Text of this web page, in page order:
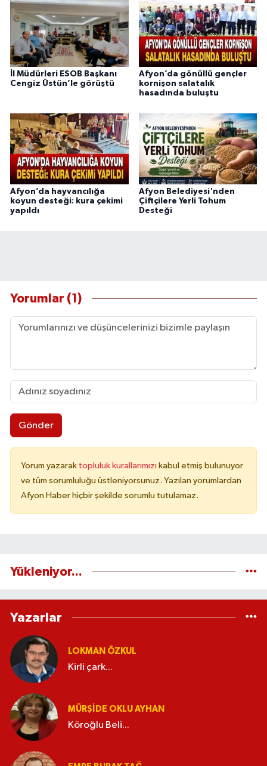
İl Müdürleri ESOB Başkanı
Cengiz Üstün’le görüştü
Afyon’da gönüllü gençler
kornişon salatalık
hasadında buluştu
Afyon’da hayvancılığa
koyun desteği: kura çekimi
yapıldı
Afyon Belediyesi'nden
Çiftçilere Yerli Tohum
Desteği
Yorumlar (1)
Gönder
Yorum yazarak topluluk kurallarımızı kabul etmiş bulunuyor
ve tüm sorumluluğu üstleniyorsunuz. Yazılan yorumlardan
Afyon Haber hiçbir şekilde sorumlu tutulamaz.
Yükleniyor...
Yazarlar
LOKMAN ÖZKUL
Kirli çark...
MÜRŞIDE OKLU AYHAN
Köroğlu Beli...